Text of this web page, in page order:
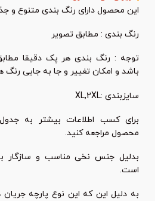
این محصول دارای رنگ‌‌‌ بندی متنوع و
رنگ بندی : مطابق تصویر
توجه : رنگ بندی هر پک دقیقا
باشد و امکان تغییر و جا به جایی رنگ
برای کسب اطلاعات بیشتر به
محصول مراجعه کنید.
بدلیل جنس نخی مناسب و
است.
به دلیل این که این نوع پارچه جریان